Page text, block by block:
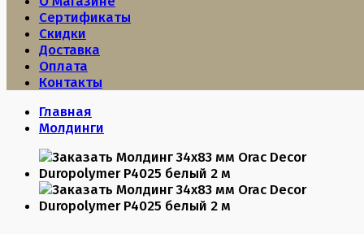
Сертификаты
Скидки
Доставка
Оплата
Контакты
Главная
Молдинги